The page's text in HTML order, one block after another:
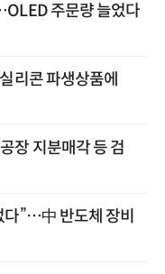
주문량 늘었다
리콘 파생상품에
장 지분매각 등 검
다”…中 반도체 장비